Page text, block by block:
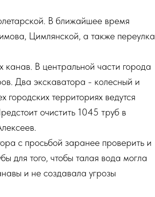
В ближайшее время
Цимлянской, а также переулка
В центральной части города
Два экскаватора - колесный и
городских территориях ведутся
очистить 1045 труб в
с просьбой заранее проверить и
для того, чтобы талая вода могла
и не создавала угрозы